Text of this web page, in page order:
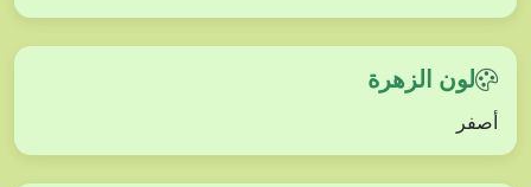
لون الزهرة
أصفر